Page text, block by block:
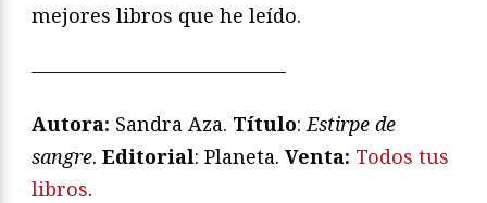
mejores libros que he leído.
—————————————
Autora: Sandra Aza. Título: Estirpe de
sangre. Editorial: Planeta. Venta: Todos tus
libros.